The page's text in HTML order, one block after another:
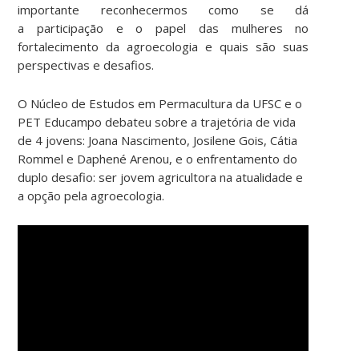
importante reconhecermos como se dá
a participação e o papel das mulheres no
fortalecimento da agroecologia e quais são suas
perspectivas e desafios.
O Núcleo de Estudos em Permacultura da UFSC e o
PET Educampo debateu sobre a trajetória de vida
de 4 jovens: Joana Nascimento, Josilene Gois, Cátia
Rommel e Daphené Arenou, e o enfrentamento do
duplo desafio: ser jovem agricultora na atualidade e
a opção pela agroecologia.